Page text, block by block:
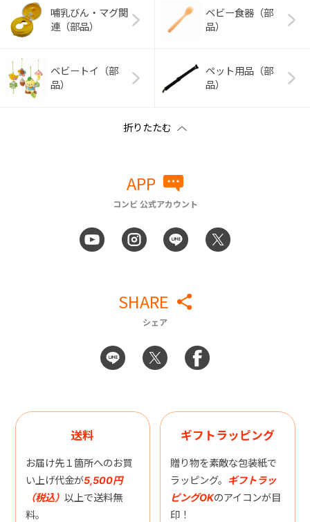
哺乳びん・マグ関
連（部品）
ベビー食器（部
品）
ベビートイ（部
品）
ペット用品（部
品）
APP
コンビ 公式アカウント
SHARE
シェア
送料
お届け先１箇所へのお買
い上げ代金が5,500円
（税込） 以上で送料無
料。
ギフトラッピング
贈り物を素敵な包装紙で
ラッピング。 ギフトラッ
ピングOKのアイコンが目
印！